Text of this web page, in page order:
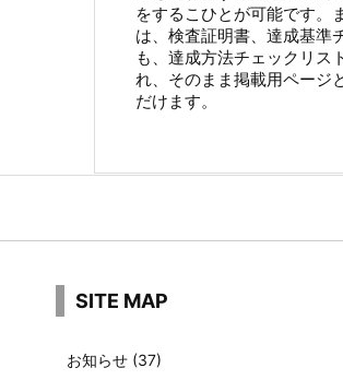
をするこひとが可能です。
は、検査証明書、達成基準
も、達成方法チェックリス
れ、そのまま掲載用ページ
だけます。
SITE MAP
お知らせ (37)